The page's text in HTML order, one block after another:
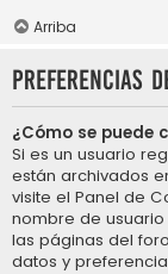
Arriba
Preferencias
¿Cómo se puede
Si es un usuario
están archivados
visite el Panel de
nombre de
las páginas del
datos y